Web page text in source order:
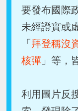
要發布國際
未經證實或
「拜登稱沒
核彈 」等，
利用圖片反